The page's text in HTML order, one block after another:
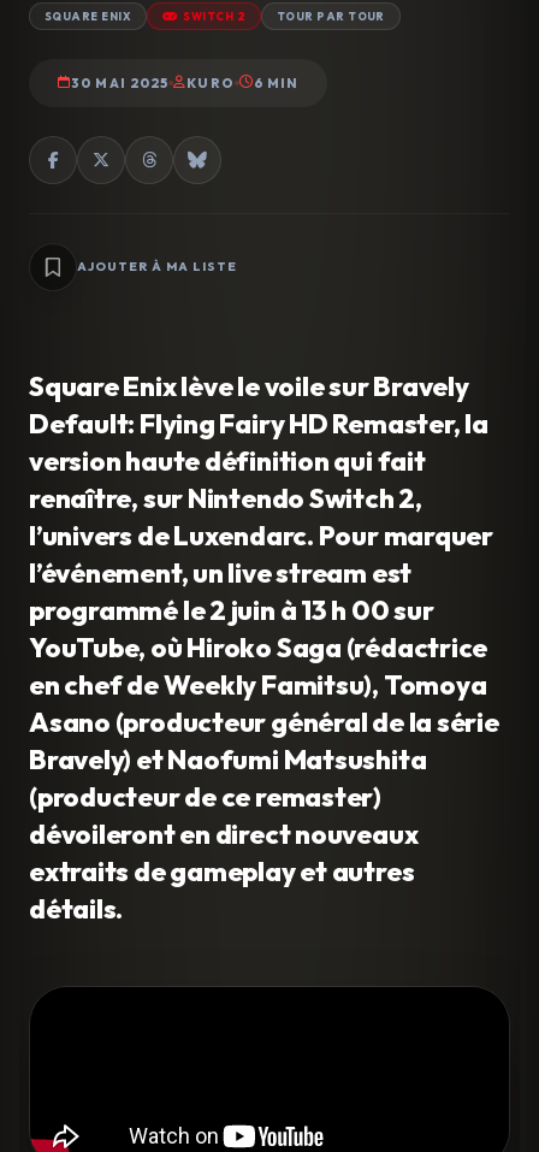
SQUARE ENIX SWITCH 2 TOUR PAR TOUR
30 MAI 2025 KURO 6 MIN
AJOUTER À MA LISTE
Square Enix lève le voile sur Bravely
Default: Flying Fairy HD Remaster, la
version haute définition qui fait
renaître, sur Nintendo Switch 2,
l’univers de Luxendarc. Pour marquer
l’événement, un live stream est
programmé le 2 juin à 13 h 00 sur
YouTube, où Hiroko Saga (rédactrice
en chef de Weekly Famitsu), Tomoya
Asano (producteur général de la série
Bravely) et Naofumi Matsushita
(producteur de ce remaster)
dévoileront en direct nouveaux
extraits de gameplay et autres
détails.